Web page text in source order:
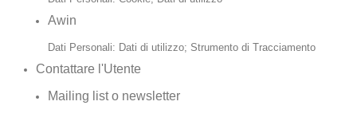
Awin
Dati Personali: Dati di utilizzo; Strumento di Tracciamento
Contattare l'Utente
Mailing list o newsletter